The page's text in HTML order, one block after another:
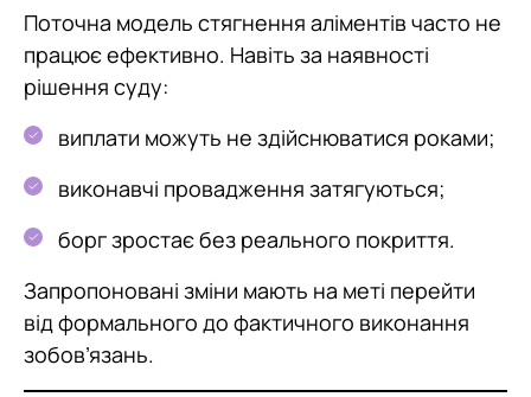
Поточна модель стягнення аліментів часто не
працює ефективно. Навіть за наявності
рішення суду:
виплати можуть не здійснюватися роками;
виконавчі провадження затягуються;
борг зростає без реального покриття.
Запропоновані зміни мають на меті перейти
від формального до фактичного виконання
зобов’язань.